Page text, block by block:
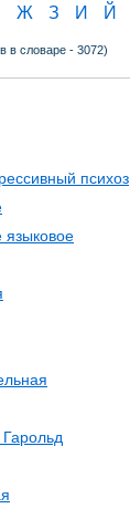
Ж З И Й
в словаре - 3072)
психоз